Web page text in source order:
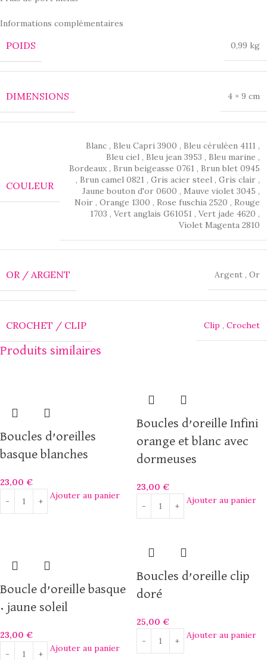
Informations complémentaires
POIDS 0,99 kg
DIMENSIONS 4 × 9 cm
COULEUR
Blanc , Bleu Capri 3900 , Bleu céruléen 4111 ,
Bleu ciel , Bleu jean 3953 , Bleu marine ,
Bordeaux , Brun beigeasse 0761 , Brun blet 0945
, Brun camel 0821 , Gris acier steel , Gris clair ,
Jaune bouton d'or 0600 , Mauve violet 3045 ,
Noir , Orange 1300 , Rose fuschia 2520 , Rouge
1703 , Vert anglais G61051 , Vert jade 4620 ,
Violet Magenta 2810
OR / ARGENT Argent , Or
CROCHET / CLIP Clip , Crochet
Produits similaires
Boucles d’oreilles
basque blanches
23,00 €
Ajouter au panier
Boucles d’oreille Infini
orange et blanc avec
dormeuses
23,00 €
Ajouter au panier
Boucle d’oreille basque
• jaune soleil
23,00 €
Ajouter au panier
Boucles d’oreille clip
doré
25,00 €
Ajouter au panier